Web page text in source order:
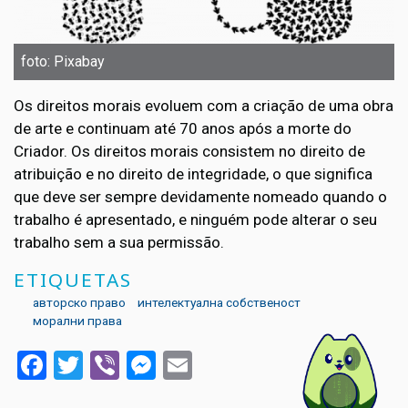
foto: Pixabay
Os direitos morais evoluem com a criação de uma obra
de arte e continuam até 70 anos após a morte do
Criador. Os direitos morais consistem no direito de
atribuição e no direito de integridade, o que significa
que deve ser sempre devidamente nomeado quando o
trabalho é apresentado, e ninguém pode alterar o seu
trabalho sem a sua permissão.
ETIQUETAS
авторско право
интелектуална собственост
морални права
Facebook
Twitter
ViberMessenger